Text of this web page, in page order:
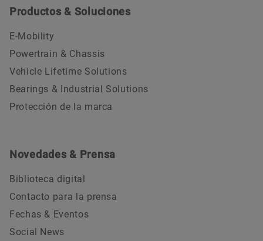
Productos & Soluciones
E-Mobility
Powertrain & Chassis
Vehicle Lifetime Solutions
Bearings & Industrial Solutions
Protección de la marca
Novedades & Prensa
Biblioteca digital
Contacto para la prensa
Fechas & Eventos
Social News